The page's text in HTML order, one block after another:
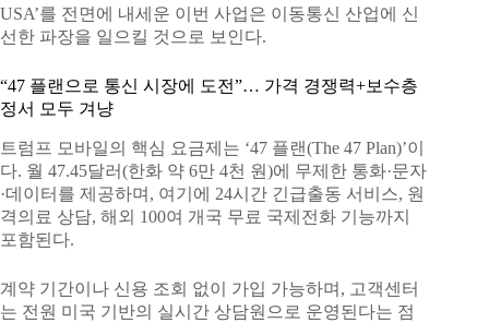
USA’를 전면에 내세운 이번 사업은 이동통신 산업에 신
선한 파장을 일으킬 것으로 보인다.
“47 플랜으로 통신 시장에 도전”… 가격 경쟁력+보수층
정서 모두 겨냥
트럼프 모바일의 핵심 요금제는 ‘47 플랜(The 47 Plan)’이
다. 월 47.45달러(한화 약 6만 4천 원)에 무제한 통화·문자
·데이터를 제공하며, 여기에 24시간 긴급출동 서비스, 원
격의료 상담, 해외 100여 개국 무료 국제전화 기능까지
포함된다.
계약 기간이나 신용 조회 없이 가입 가능하며, 고객센터
는 전원 미국 기반의 실시간 상담원으로 운영된다는 점